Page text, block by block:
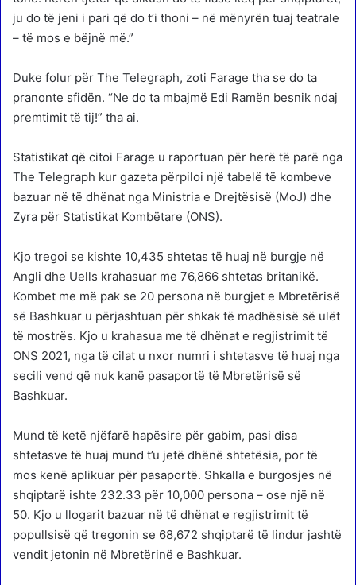
ju do të jeni i pari që do t’i thoni – në mënyrën tuaj teatrale
– të mos e bëjnë më.”
Duke folur për The Telegraph, zoti Farage tha se do ta
pranonte sfidën. “Ne do ta mbajmë Edi Ramën besnik ndaj
premtimit të tij!” tha ai.
Statistikat që citoi Farage u raportuan për herë të parë nga
The Telegraph kur gazeta përpiloi një tabelë të kombeve
bazuar në të dhënat nga Ministria e Drejtësisë (MoJ) dhe
Zyra për Statistikat Kombëtare (ONS).
Kjo tregoi se kishte 10,435 shtetas të huaj në burgje në
Angli dhe Uells krahasuar me 76,866 shtetas britanikë.
Kombet me më pak se 20 persona në burgjet e Mbretërisë
së Bashkuar u përjashtuan për shkak të madhësisë së ulët
të mostrës. Kjo u krahasua me të dhënat e regjistrimit të
ONS 2021, nga të cilat u nxor numri i shtetasve të huaj nga
secili vend që nuk kanë pasaportë të Mbretërisë së
Bashkuar.
Mund të ketë njëfarë hapësire për gabim, pasi disa
shtetasve të huaj mund t’u jetë dhënë shtetësia, por të
mos kenë aplikuar për pasaportë. Shkalla e burgosjes në
shqiptarë ishte 232.33 për 10,000 persona – ose një në
50. Kjo u llogarit bazuar në të dhënat e regjistrimit të
popullsisë që tregonin se 68,672 shqiptarë të lindur jashtë
vendit jetonin në Mbretërinë e Bashkuar.